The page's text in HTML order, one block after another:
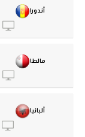
ألبانيا
مالطا
أندورا